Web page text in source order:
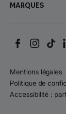
Marques
Mentions légales
Politique de
Accessibilité :